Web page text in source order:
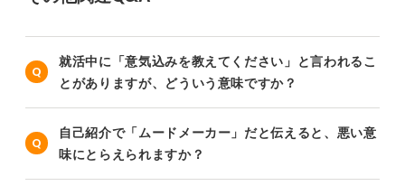
就活中に「意気込みを教えてください」と言われるこ
とがありますが、どういう意味ですか？
自己紹介で「ムードメーカー」だと伝えると、悪い意
味にとらえられますか？